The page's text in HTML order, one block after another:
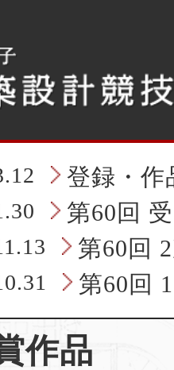
登録・作
第60回
第60回
第60回
作品